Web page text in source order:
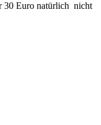
30 Euro natürlich nicht